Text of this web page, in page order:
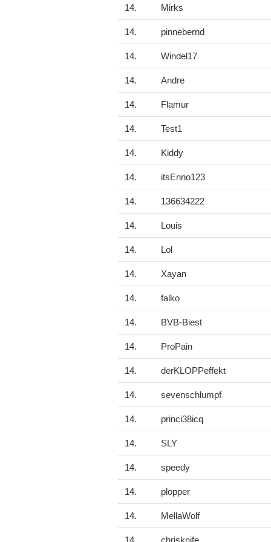
14. Mirks
14. pinnebernd
14. Windel17
14. Andre
14. Flamur
14. Test1
14. Kiddy
14. itsEnno123
14. 136634222
14. Louis
14. Lol
14. Xayan
14. falko
14. BVB-Biest
14. ProPain
14. derKLOPPeffekt
14. sevenschlumpf
14. princi38icq
14. SLY
14. speedy
14. plopper
14. MellaWolf